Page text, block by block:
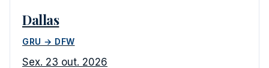
Dallas
GRU → DFW
Sex. 23 out. 2026